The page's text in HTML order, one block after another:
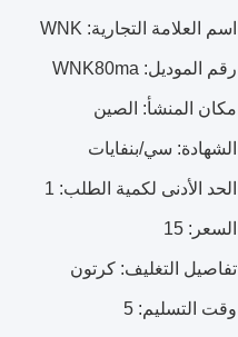
اسم العلامة التجارية: WNK
رقم الموديل: WNK80ma
مكان المنشأ: الصين
الشهادة: سي/بنفايات
الحد الأدنى لكمية الطلب: 1
السعر: 15
تفاصيل التغليف: كرتون
وقت التسليم: 5